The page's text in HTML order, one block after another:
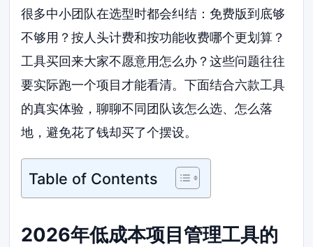
很多中小团队在选型时都会纠结：免费版到底够
不够用？按人头计费和按功能收费哪个更划算？
工具买回来大家不愿意用怎么办？这些问题往往
要实际跑一个项目才能看清。下面结合六款工具
的真实体验，聊聊不同团队该怎么选、怎么落
地，避免花了钱却买了个摆设。
Table of Contents
2026年低成本项目管理工具的